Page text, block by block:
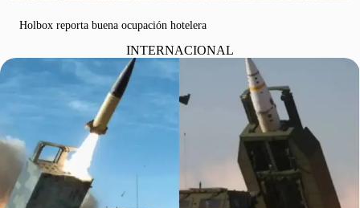
Holbox reporta buena ocupación hotelera
INTERNACIONAL